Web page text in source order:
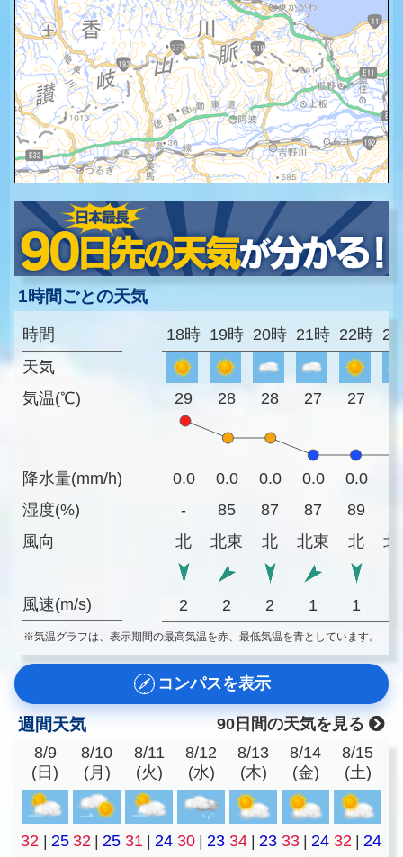
1時間ごとの天気
時間
天気
気温(℃)
降水量(mm/h)
湿度(%)
風向
風速(m/s)
18時 19時 20時 21時 22時
29 28 28 27 27
0.0 0.0 0.0 0.0 0.0
-
85 87 87 89
北
北東 北 北東 北 北
2 2 2 1 1
※気温グラフは、表示期間の最高気温を赤、最低気温を青としています。
コンパスを表示
週間天気
90日間の天気を見る
8/9
(日)
8/10
(月)
8/11
(火)
8/12
(水)
8/13
(木)
8/14
(金)
8/15
(土)
32 | 25 32 | 25 31 | 24 30 | 23 34 | 23 33 | 24 32 | 24